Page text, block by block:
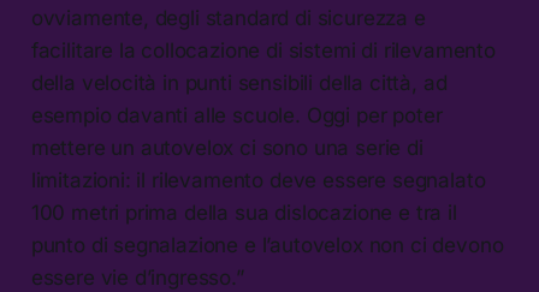
ovviamente, degli standard di sicurezza e
facilitare la collocazione di sistemi di rilevamento
della velocità in punti sensibili della città, ad
esempio davanti alle scuole. Oggi per poter
mettere un autovelox ci sono una serie di
limitazioni: il rilevamento deve essere segnalato
100 metri prima della sua dislocazione e tra il
punto di segnalazione e l’autovelox non ci devono
essere vie d’ingresso.”